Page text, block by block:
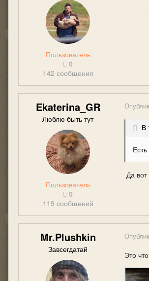
Пользователь
0
142 сообщения
Ekaterina_GR
Люблю быть тут
Пользователь
0
119 сообщений
В
Да
Mr.Plushkin
Завсегдатай
Это